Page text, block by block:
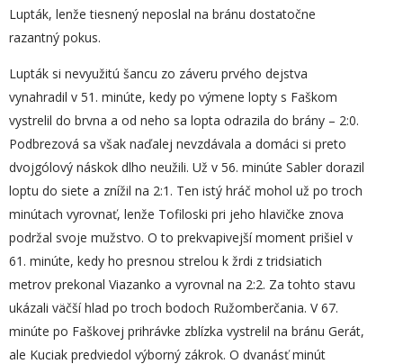
Lupták, lenže tiesnený neposlal na bránu dostatočne
razantný pokus.
Lupták si nevyužitú šancu zo záveru prvého dejstva
vynahradil v 51. minúte, kedy po výmene lopty s Faškom
vystrelil do brvna a od neho sa lopta odrazila do brány – 2:0.
Podbrezová sa však naďalej nevzdávala a domáci si preto
dvojgólový náskok dlho neužili. Už v 56. minúte Sabler dorazil
loptu do siete a znížil na 2:1. Ten istý hráč mohol už po troch
minútach vyrovnať, lenže Tofiloski pri jeho hlavičke znova
podržal svoje mužstvo. O to prekvapivejší moment prišiel v
61. minúte, kedy ho presnou strelou k žrdi z tridsiatich
metrov prekonal Viazanko a vyrovnal na 2:2. Za tohto stavu
ukázali väčší hlad po troch bodoch Ružomberčania. V 67.
minúte po Faškovej prihrávke zblízka vystrelil na bránu Gerát,
ale Kuciak predviedol výborný zákrok. O dvanásť minút